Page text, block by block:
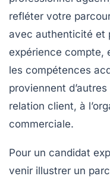
refléter votre
avec authenticité et
expérience compte,
les compétences
proviennent
relation client, à
commerciale.
Pour un candidat
venir illustrer un